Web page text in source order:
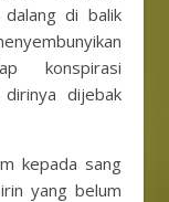
di balik
konspirasi
dijebak
kepada sang
yang belum